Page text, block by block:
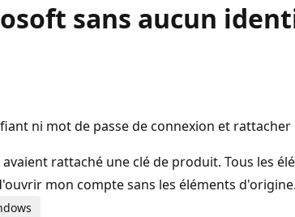
sans aucun
ni mot de passe de connexion et
rattaché une clé de produit. Tous les
mon compte sans les éléments d'origine.